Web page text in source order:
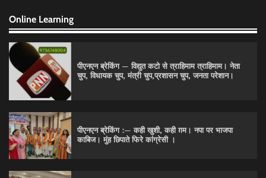
Online Learning
पीएनएन ब्रेकिंग — विद्युत कटो से त्राहिमाम त्राहिमाम। नेता
चुप, विधायक चुप, मंत्री चुप,प्रशासन चुप, जनता परेशान।
पीएनएन ब्रेकिंग :— कही खुशी, कही ग़म। नपा पर भाजपा
काबिज। मुंह छिपाते फिरे कांग्रेसी ।